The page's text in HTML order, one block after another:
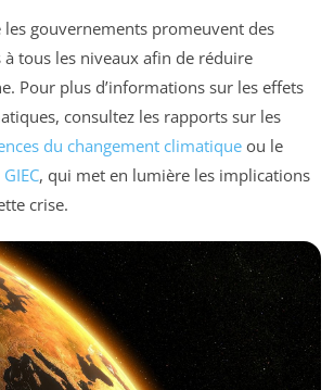
gouvernements promeuvent des
tous les niveaux afin de réduire
Pour plus d’informations sur les effets
consultez les rapports sur les
du changement climatique ou le
GIEC, qui met en lumière les implications
crise.